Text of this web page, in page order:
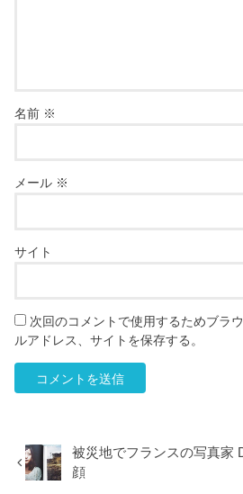
名前 ※
メール ※
サイト
次回のコメントで使用するためブラ
ルアドレス、サイトを保存する。
被災地でフランスの写真家
顔